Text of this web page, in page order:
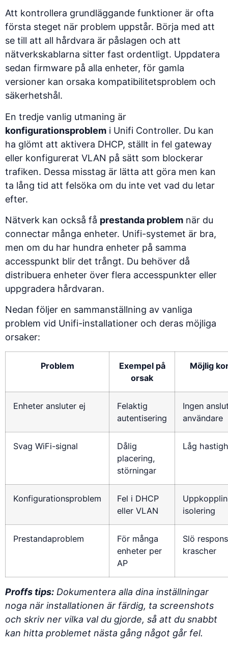
Att kontrollera grundläggande funktioner är ofta
första steget när problem uppstår. Börja med att
se till att all hårdvara är påslagen och att
nätverkskablarna sitter fast ordentligt. Uppdatera
sedan firmware på alla enheter, för gamla
versioner kan orsaka kompatibilitetsproblem och
säkerhetshål.
En tredje vanlig utmaning är
konfigurationsproblem i Unifi Controller. Du kan
ha glömt att aktivera DHCP, ställt in fel gateway
eller konfigurerat VLAN på sätt som blockerar
trafiken. Dessa misstag är lätta att göra men kan
ta lång tid att felsöka om du inte vet vad du letar
efter.
Nätverk kan också få prestanda problem när du
connectar många enheter. Unifi-systemet är bra,
men om du har hundra enheter på samma
accesspunkt blir det trångt. Du behöver då
distribuera enheter över flera accesspunkter eller
uppgradera hårdvaran.
Nedan följer en sammanställning av vanliga
problem vid Unifi-installationer och deras möjliga
orsaker:
Problem
Exempel på
orsak
Möjlig
Enheter ansluter ej
Felaktig
autentisering
Ingen
användare
Svag WiFi-signal
Dålig
placering,
störningar
Låg
Konfigurationsproblem
Fel i DHCP
eller VLAN
isolering
Prestandaproblem
För många
enheter per
AP
Slö
krascher
Proffs tips: Dokumentera alla dina inställningar
noga när installationen är färdig, ta screenshots
och skriv ner vilka val du gjorde, så att du snabbt
kan hitta problemet nästa gång något går fel.